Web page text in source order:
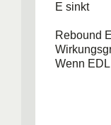
E sinkt
Rebound
Wenn